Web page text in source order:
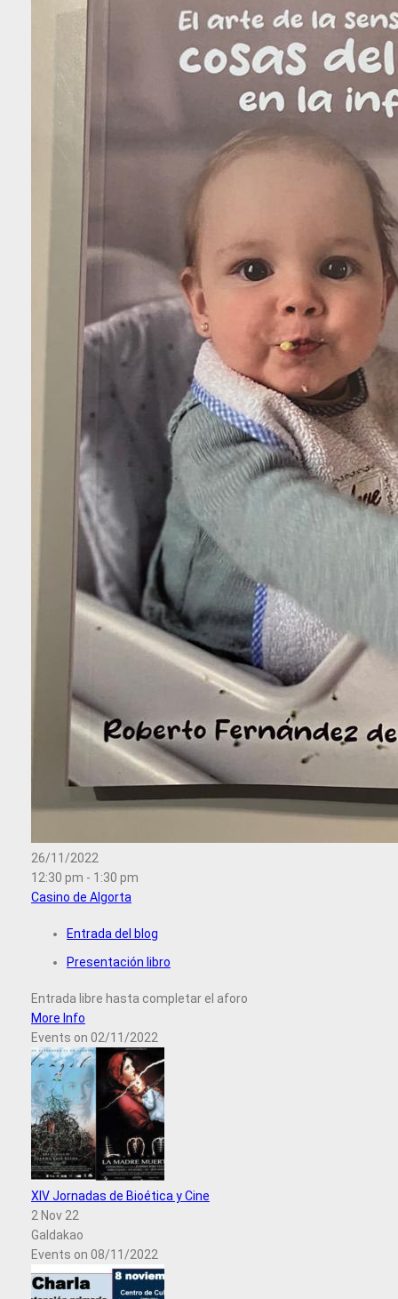
26/11/2022
12:30 pm - 1:30 pm
Casino de Algorta
Entrada del blog
Presentación libro
Entrada libre hasta completar el aforo
More Info
Events on 02/11/2022
XIV Jornadas de Bioética y Cine
2 Nov 22
Galdakao
Events on 08/11/2022